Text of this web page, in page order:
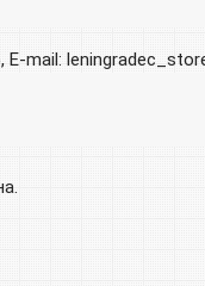
mail: